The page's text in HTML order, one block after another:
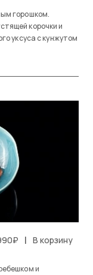
горошком.
корочки и
уксуса с кунжутом
| В корзину
и